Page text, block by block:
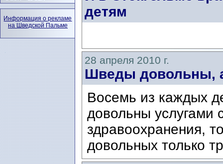
детям
28 апреля 2010 г.
Шведы довольны,
Восемь из каждых
довольны услугами
здравоохранения,
довольных только
Информация о рекламе
на Шведской Пальме